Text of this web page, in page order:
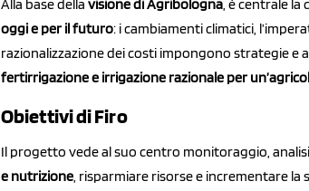
Alla base della visione di Agribologna , è centrale
oggi e per il futuro: i cambiamenti climatici,
razionalizzazione dei costi impongono strategie e
fertirrigazione e irrigazione razionale per
Obiettivi di Firo
Il progetto vede al suo centro monitoraggio,
e nutrizione, risparmiare risorse e incrementare